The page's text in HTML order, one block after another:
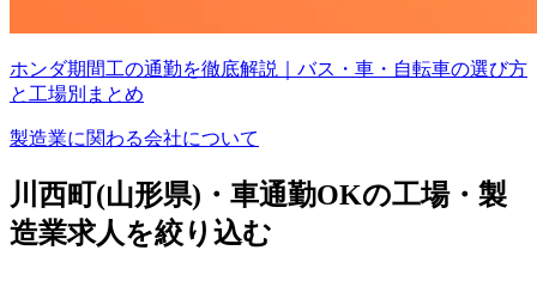
ホンダ期間工の通勤を徹底解説｜バス・車・自転車の選び方
と工場別まとめ
製造業に関わる会社について
川西町(山形県)・車通勤OKの工場・製
造業求人を絞り込む